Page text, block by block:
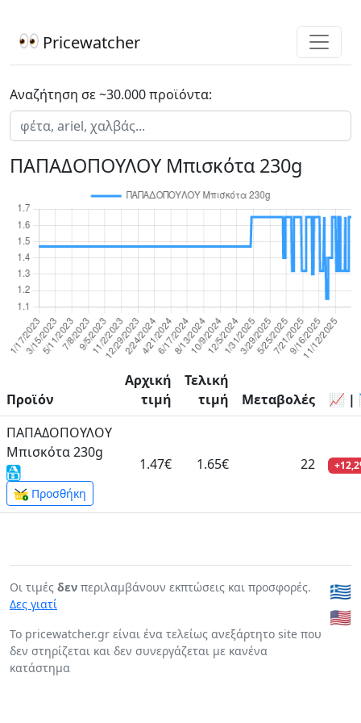
Pricewatcher
Αναζήτηση σε ~30.000 προϊόντα:
ΠΑΠΑΔΟΠΟΥΛΟΥ Μπισκότα 230g
Προϊόν
Αρχική
τιμή
Τελική
τιμή
Μεταβολές
📈 |
ΠΑΠΑΔΟΠΟΥΛΟΥ
Μπισκότα 230g
Προσθήκη
1.47€ 1.65€ 22
Οι τιμές δεν περιλαμβάνουν εκπτώσεις και προσφορές.
Δες γιατί
To pricewatcher.gr είναι ένα τελείως ανεξάρτητο site που
δεν στηρίζεται και δεν συνεργάζεται με κανένα
κατάστημα
🇬🇷
🇺🇸